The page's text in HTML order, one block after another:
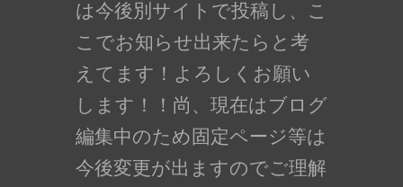
は今後別サイトで投稿し、こ
こでお知らせ出来たらと考
えてます！よろしくお願い
します！！尚、現在はブログ
編集中のため固定ページ等は
今後変更が出ますのでご理解